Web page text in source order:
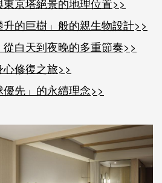
京塔絕景的地理位置>>
的巨樹」般的親生物設計>>
白天到夜晚的多重節奏>>
修復之旅>>
先」的永續理念>>